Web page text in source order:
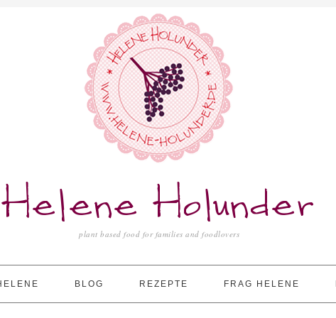
Helene Holunder
plant based food for families and foodlovers
BLOG REZEPTE FRAG HELENE